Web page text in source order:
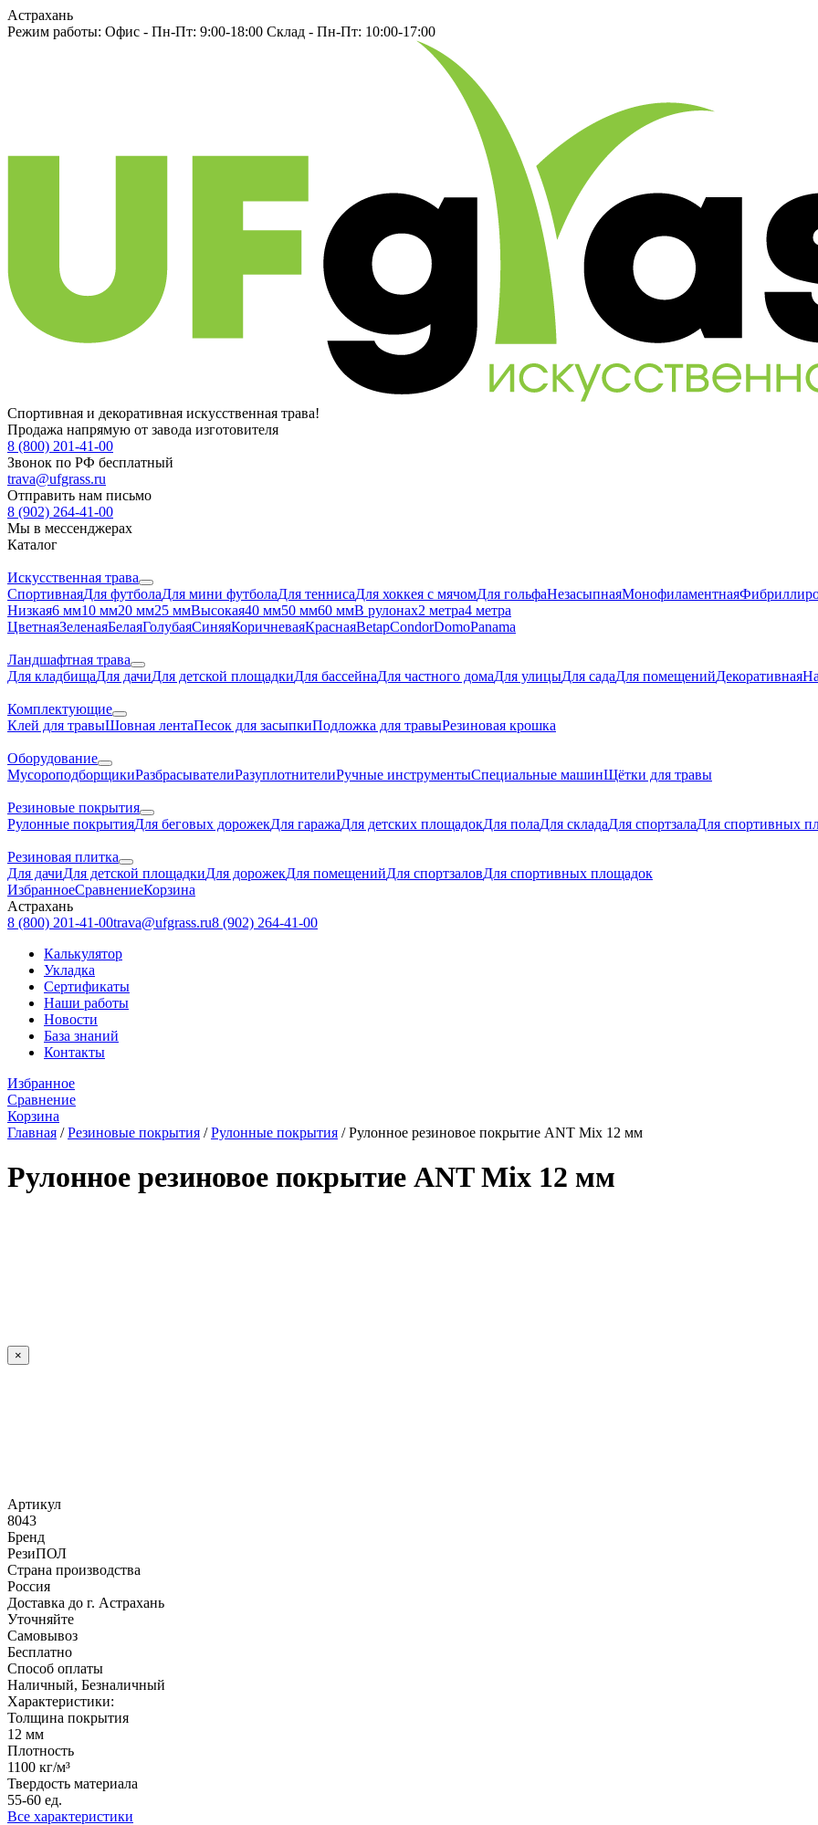
Астрахань
Режим работы: Офис - Пн-Пт: 9:00-18:00 Склад - Пн-Пт: 10:00-17:00
Спортивная и декоративная искусственная трава!
Продажа напрямую от завода изготовителя
8 (800) 201-41-00
Звонок по РФ бесплатный
trava@ufgrass.ru
Отправить нам письмо
8 (902) 264-41-00
Мы в мессенджерах
Каталог
Искусственная трава
СпортивнаяДля футболаДля мини футболаДля теннисаДля хоккея с мячомДля гольфаНезасыпнаяМонофиламентная
Низкая6 мм10 мм20 мм25 ммВысокая40 мм50 мм60 ммВ рулонах2 метра4 метра
ЦветнаяЗеленаяБелаяГолубаяСиняяКоричневаяКраснаяBetapCondorDomoPanama
Ландшафтная трава
Для кладбищаДля дачиДля детской площадкиДля бассейнаДля частного домаДля улицыДля садаДля помещенийДекоративная
Комплектующие
Клей для травыШовная лентаПесок для засыпкиПодложка для травыРезиновая крошка
Оборудование
МусороподборщикиРазбрасывателиРазуплотнителиРучные инструментыСпециальные машинЩётки для травы
Резиновые покрытия
Рулонные покрытияДля беговых дорожекДля гаражаДля детских площадокДля полаДля складаДля спортзалаДля спортивных
Резиновая плитка
Для дачиДля детской площадкиДля дорожекДля помещенийДля спортзаловДля спортивных площадок
ИзбранноеСравнениеКорзина
Астрахань
8 (800) 201-41-00trava@ufgrass.ru8 (902) 264-41-00
Калькулятор
Укладка
Сертификаты
Наши работы
Новости
База знаний
Контакты
Избранное
Сравнение
Корзина
Главная /Резиновые покрытия /Рулонные покрытия /Рулонное резиновое покрытие ANT Мix 12 мм
Рулонное резиновое покрытие ANT Мix 12 мм
×
Артикул
8043
Бренд
РезиПОЛ
Страна производства
Россия
Доставка до г. Астрахань
Уточняйте
Самовывоз
Бесплатно
Способ оплаты
Наличный, Безналичный
Характеристики:
Толщина покрытия
12 мм
Плотность
1100 кг/м³
Твердость материала
55-60 ед.
Все характеристики